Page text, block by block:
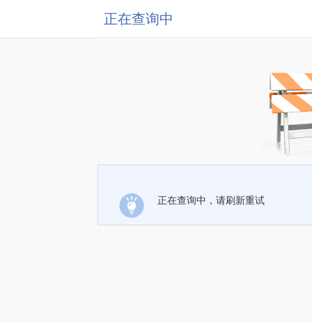
正在查询中
正在查询中，请刷新重试